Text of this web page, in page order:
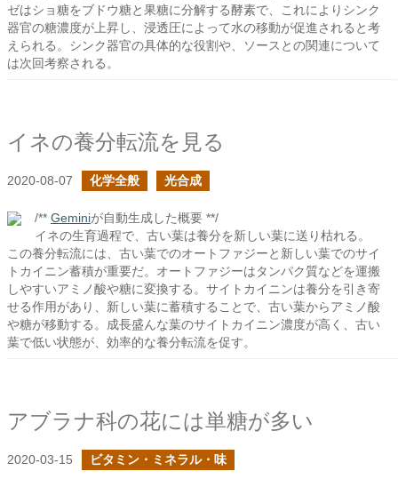
ゼはショ糖をブドウ糖と果糖に分解する酵素で、これによりシンク
器官の糖濃度が上昇し、浸透圧によって水の移動が促進されると考
えられる。シンク器官の具体的な役割や、ソースとの関連について
は次回考察される。
イネの養分転流を見る
2020-08-07 化学全般 光合成
/** Geminiが自動生成した概要 **/
イネの生育過程で、古い葉は養分を新しい葉に送り枯れる。
この養分転流には、古い葉でのオートファジーと新しい葉でのサイ
トカイニン蓄積が重要だ。オートファジーはタンパク質などを運搬
しやすいアミノ酸や糖に変換する。サイトカイニンは養分を引き寄
せる作用があり、新しい葉に蓄積することで、古い葉からアミノ酸
や糖が移動する。成長盛んな葉のサイトカイニン濃度が高く、古い
葉で低い状態が、効率的な養分転流を促す。
アブラナ科の花には単糖が多い
2020-03-15 ビタミン・ミネラル・味